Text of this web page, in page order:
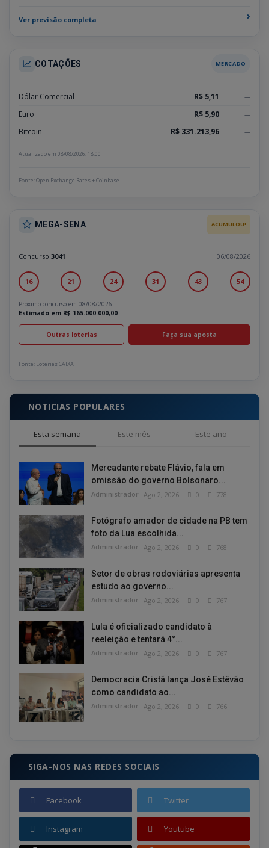
Ver previsão completa ›
COTAÇÕES MERCADO
Dólar Comercial R$ 5,11 —
Euro R$ 5,90 —
Bitcoin R$ 331.213,96 —
Atualizado em 08/08/2026, 18:00
Fonte: Open Exchange Rates + Coinbase
MEGA-SENA ACUMULOU!
Concurso 3041 06/08/2026
16 21 24 31 43 54
Próximo concurso em 08/08/2026
Estimado em R$ 165.000.000,00
Outras loterias Faça sua aposta
Fonte: Loterias CAIXA
NOTICIAS POPULARES
Esta semana Este mês Este ano
Mercadante rebate Flávio, fala em
omissão do governo Bolsonaro...
Administrador Ago 2, 2026 0 778
Fotógrafo amador de cidade na PB tem
foto da Lua escolhida...
Administrador Ago 2, 2026 0 768
Setor de obras rodoviárias apresenta
estudo ao governo...
Administrador Ago 2, 2026 0 767
Lula é oficializado candidato à
reeleição e tentará 4°...
Administrador Ago 2, 2026 0 767
Democracia Cristã lança José Estêvão
como candidato ao...
Administrador Ago 2, 2026 0 766
SIGA-NOS NAS REDES SOCIAIS
Facebook Twitter
Instagram Youtube